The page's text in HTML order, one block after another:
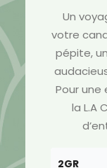
Un
votre
pépite,
Pour une
la L.A
2GR